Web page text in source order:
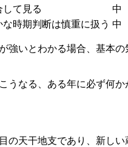
して見る
中
時期判断は慎重に扱う 中
強いとわかる場合、基本
うなる、ある年に必ず何
天干地支であり、新し